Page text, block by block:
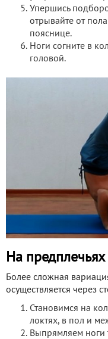
Упершись
отрывайте от
пояснице.
Ноги согните в
головой.
На предплечьях
Более сложная
осуществляется через
Становимся на
локтях, в пол и
Выпрямляем ноги